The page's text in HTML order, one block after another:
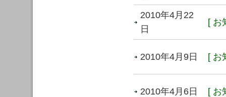
2010年4月22
日
[ お
2010年4月9日 [ お
2010年4月6日 [ お